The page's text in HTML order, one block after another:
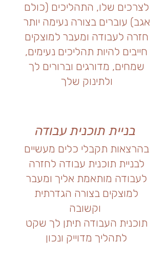
לצרכים שלו, התהליכים (כולם
אגב) עוברים בצורה נעימה יותר
חזרה לעבודה ומעבר למוצקים
חייבים להיות תהליכים נעימים,
שמחים, מדורגים וברורים לך
ולתינוק שלך
בהרצאות תקבלי כלים מעשיים
לבניית תוכנית עבודה לחזרה
לעבודה מותאמת אליך ומעבר
למוצקים בצורה הגדרתית
תוכנית העבודה תיתן לך שקט
לתהליך מדוייק ונכון